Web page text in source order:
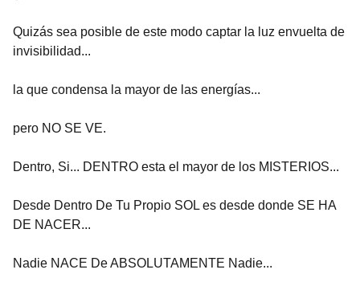
Quizás sea posible de este modo captar la luz envuelta de
invisibilidad...
la que condensa la mayor de las energías...
pero NO SE VE.
Dentro, Si... DENTRO esta el mayor de los MISTERIOS...
Desde Dentro De Tu Propio SOL es desde donde SE HA
DE NACER...
Nadie NACE De ABSOLUTAMENTE Nadie...